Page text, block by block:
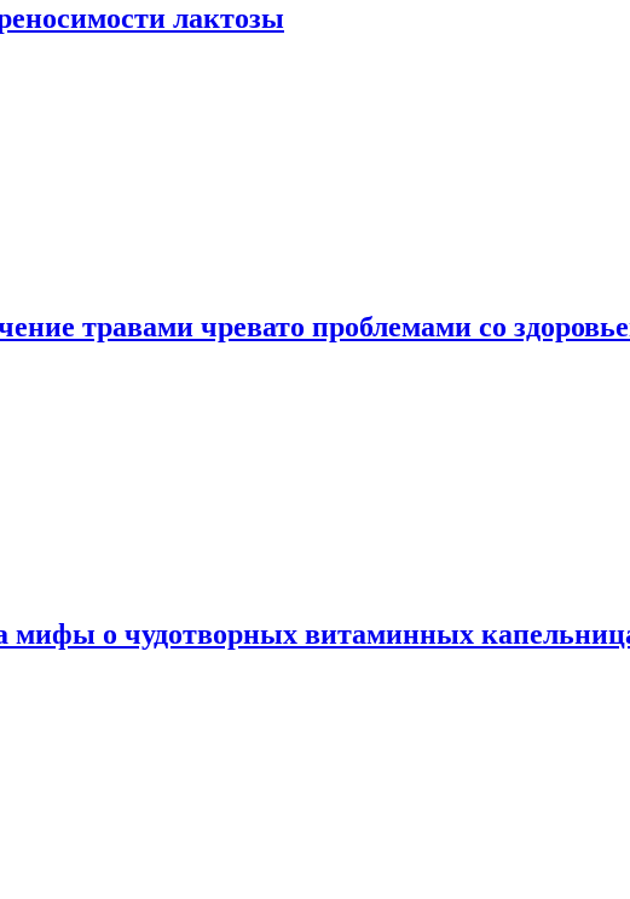
лактозы
травами чревато проблемами со
мифы о чудотворных витаминных